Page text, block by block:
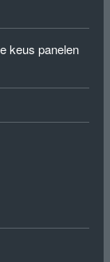
keus panelen